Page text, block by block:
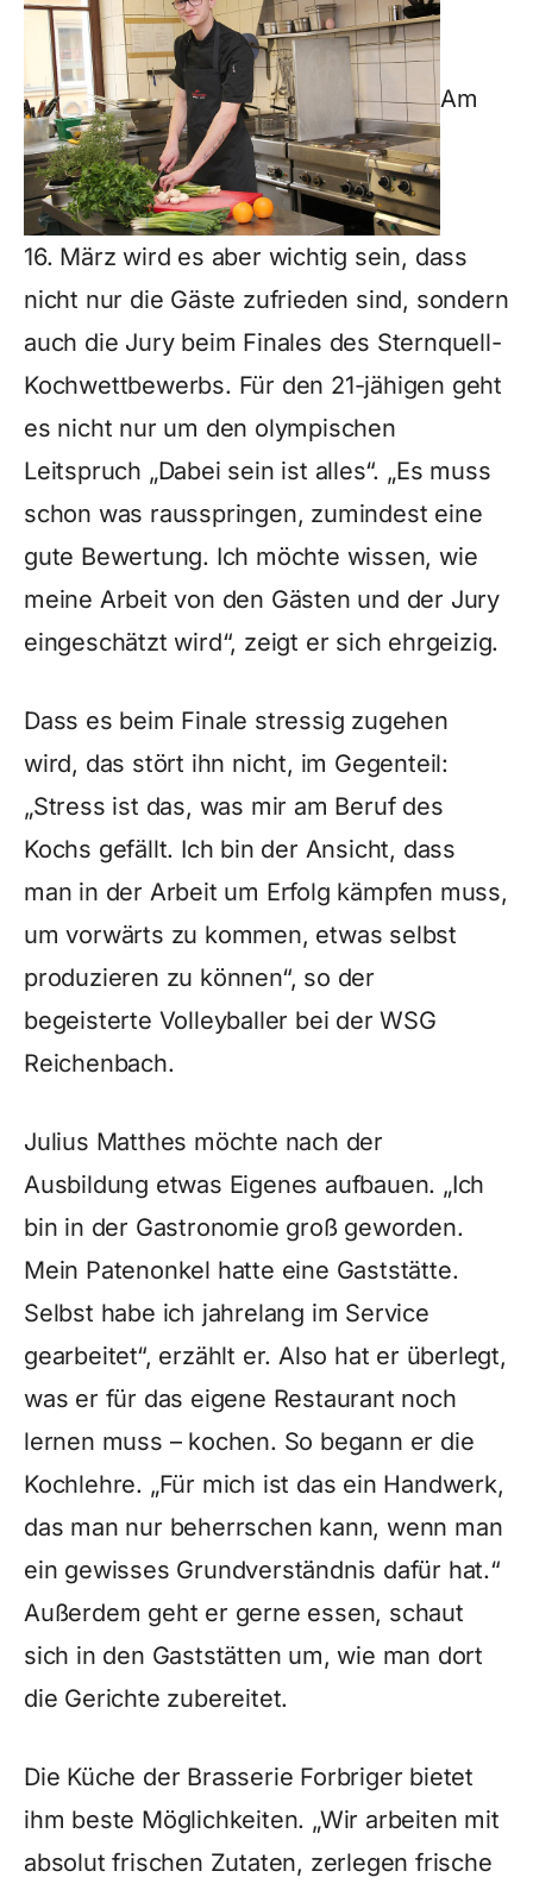
Am
16. März wird es aber wichtig sein, dass
nicht nur die Gäste zufrieden sind, sondern
auch die Jury beim Finales des Sternquell-
Kochwettbewerbs. Für den 21-jähigen geht
es nicht nur um den olympischen
Leitspruch „Dabei sein ist alles“. „Es muss
schon was rausspringen, zumindest eine
gute Bewertung. Ich möchte wissen, wie
meine Arbeit von den Gästen und der Jury
eingeschätzt wird“, zeigt er sich ehrgeizig.
Dass es beim Finale stressig zugehen
wird, das stört ihn nicht, im Gegenteil:
„Stress ist das, was mir am Beruf des
Kochs gefällt. Ich bin der Ansicht, dass
man in der Arbeit um Erfolg kämpfen muss,
um vorwärts zu kommen, etwas selbst
produzieren zu können“, so der
begeisterte Volleyballer bei der WSG
Reichenbach.
Julius Matthes möchte nach der
Ausbildung etwas Eigenes aufbauen. „Ich
bin in der Gastronomie groß geworden.
Mein Patenonkel hatte eine Gaststätte.
Selbst habe ich jahrelang im Service
gearbeitet“, erzählt er. Also hat er überlegt,
was er für das eigene Restaurant noch
lernen muss – kochen. So begann er die
Kochlehre. „Für mich ist das ein Handwerk,
das man nur beherrschen kann, wenn man
ein gewisses Grundverständnis dafür hat.“
Außerdem geht er gerne essen, schaut
sich in den Gaststätten um, wie man dort
die Gerichte zubereitet.
Die Küche der Brasserie Forbriger bietet
ihm beste Möglichkeiten. „Wir arbeiten mit
absolut frischen Zutaten, zerlegen frische